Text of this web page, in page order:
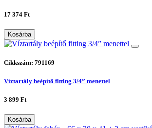
17 374 Ft
Kosárba
Cikkszám: 791169
Víztartály beépítő fitting 3/4” menettel
3 899 Ft
Kosárba